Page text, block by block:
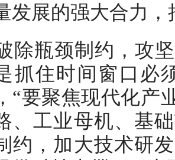
发展的强大合力
除瓶颈制约，攻
抓住时间窗口必
“要聚焦现代化产
、工业母机、基
约，加大技术研